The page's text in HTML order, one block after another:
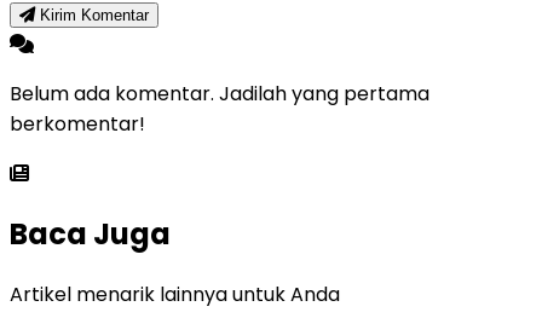
Kirim Komentar
Belum ada komentar. Jadilah yang pertama
berkomentar!
Baca Juga
Artikel menarik lainnya untuk Anda